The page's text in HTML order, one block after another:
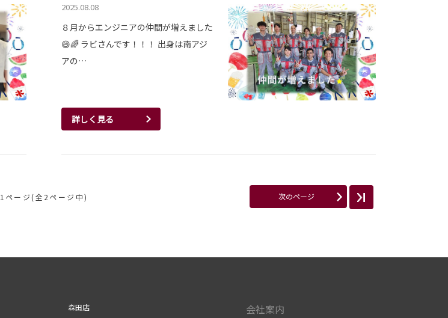
2025.08.08
８月からエンジニアの仲間が増えました
😄🌈 ラビさんです！！！ 出身は南アジ
アの…
詳しく見る
1ページ(全2ページ中) 次のページ
森田店
会社案内